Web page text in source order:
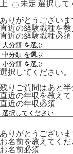
上
未定 選択して
ありがとうございま
直近の経験職種を教
直近の経験職種必須
選択してください。
残りご質問はあと半
直近の年収を教えて
直近の年収必須
ありがとうございま
お名前を教えてくだ
お名前必須